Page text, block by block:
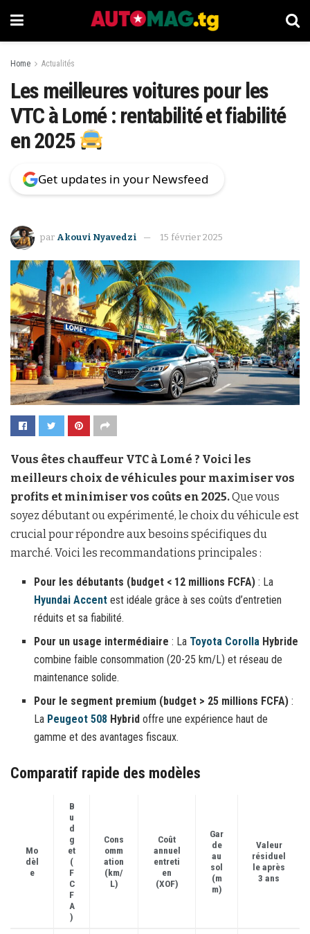
Home Actualités
Les meilleures voitures pour les
VTC à Lomé : rentabilité et fiabilité
en 2025
Get updates in your Newsfeed
par Akouvi Nyavedzi 15 février 2025
Vous êtes chauffeur VTC à Lomé ? Voici les
meilleurs choix de véhicules pour maximiser vos
profits et minimiser vos coûts en 2025.Que vous
soyez débutant ou expérimenté, le choix du véhicule est
crucial pour répondre aux besoins spécifiques du
marché. Voici les recommandations principales :
Pour les débutants (budget < 12 millions FCFA) : La
Hyundai Accent est idéale grâce à ses coûts d’entretien
réduits et sa fiabilité.
Pour un usage intermédiaire : La Toyota Corolla Hybride
combine faible consommation (20-25 km/L) et réseau de
maintenance solide.
Pour le segment premium (budget > 25 millions FCFA) :
La Peugeot 508 Hybrid offre une expérience haut de
gamme et des avantages fiscaux.
Comparatif rapide des modèles
Mo
dèl
e
B
u
d
g
et
(
F
C
F
A
)
Cons
omm
ation
(km/
L)
Coût
annuel
entreti
en
(XOF)
Gar
de
au
sol
(m
m)
Valeur
résiduel
le après
3 ans